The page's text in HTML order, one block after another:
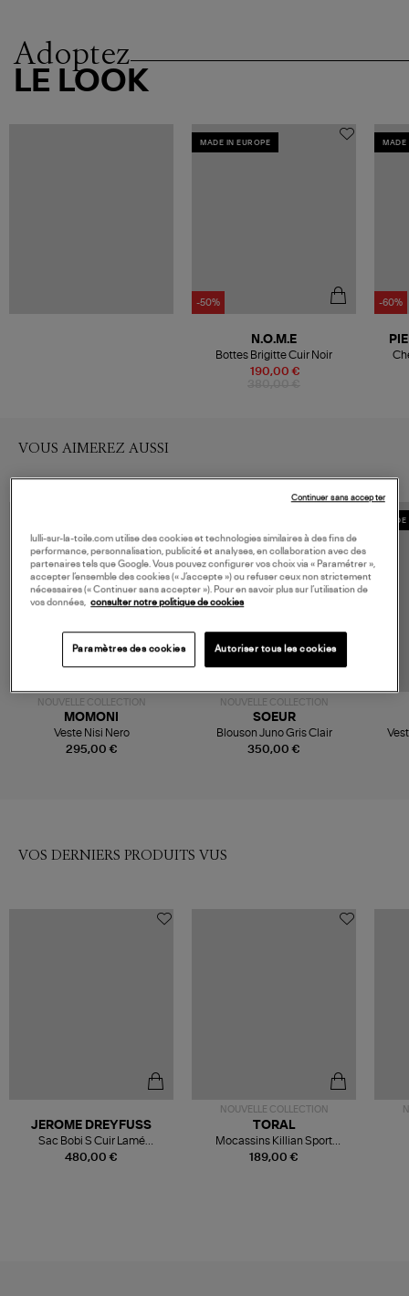
Adoptez
LE LOOK
MADE IN EUROPE
-50%
190,00 €
N.O.M.E
Bottes Brigitte Cuir Noir
MADE
-60%
VOUS AIMEREZ AUSSI
NOUVELLE COLLECTION
295,00 €
MOMONI
Veste Nisi Nero
NOUVELLE COLLECTION
350,00 €
SOEUR
Blouson Juno Gris Clair
VOS DERNIERS PRODUITS VUS
480,00 €
JEROME DREYFUSS
Sac Bobi S Cuir Lamé
Champagne
NOUVELLE COLLECTION
189,00 €
TORAL
Mocassins Killian Sport
Mousse
lulli-sur-la-toile.com utilise des cookies et technologies similaires à des fins de
performance, personnalisation, publicité et analyses, en collaboration avec des
partenaires tels que Google. Vous pouvez configurer vos choix via « Paramétrer »,
accepter l’ensemble des cookies (« J’accepte ») ou refuser ceux non strictement
nécessaires (« Continuer sans accepter »). Pour en savoir plus sur l’utilisation de
vos données,
consulter notre politique de cookies
Paramètres des cookies Autoriser tous les cookies
Continuer sans accepter